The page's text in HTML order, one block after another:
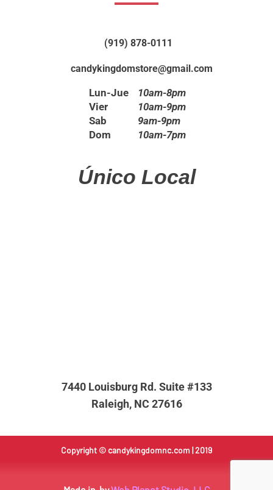
(919) 878-0111
candykingdomstore@gmail.com
Lun-Jue
Vier
Sab
Dom
10am-8pm
10am-9pm
9am-9pm
10am-7pm
Único Local
7440 Louisburg Rd. Suite #133
Raleigh, NC 27616
Copyright © candykingdomnc.com | 2019